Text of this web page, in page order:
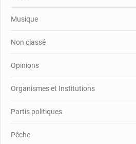
Musique
Non classé
Opinions
Organismes et Institutions
Partis politiques
Pêche